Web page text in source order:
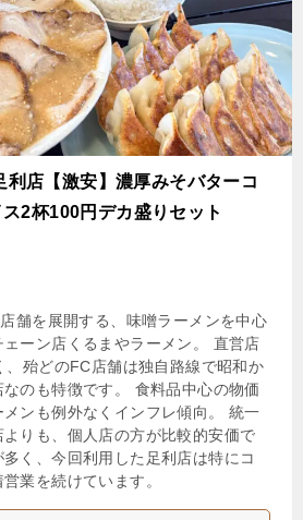
利店【激安】濃厚みそバターコ
2杯100円デカ盛りセット
舗を展開する、味噌ラーメンを中心
ーン店くるまやラーメン。 直営店
、殆どのFC店舗は独自路線で昭和か
のも特徴です。 食料品中心の物価
ンも例外なくインフレ傾向。 統一
よりも、個人店の方が比較的安価で
く、今回利用した足利店は特にコ
業を続けています。